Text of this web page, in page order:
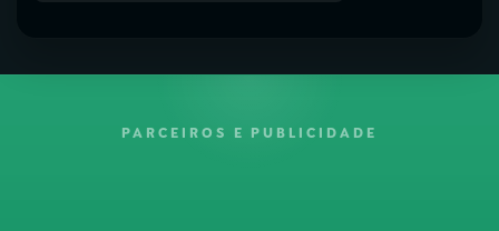
PARCEIROS E PUBLICIDADE